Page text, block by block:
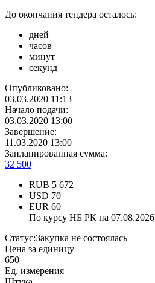
До окончания тендера осталось:
дней
часов
минут
секунд
Опубликовано:
03.03.2020 11:13
Начало подачи:
03.03.2020 13:00
Завершение:
11.03.2020 13:00
Запланированная сумма:
32 500
RUB 5 672
USD 70
EUR 60
По курсу НБ РК на 07.08.2026
Статус:Закупка не состоялась
Цена за единицу
650
Ед. измерения